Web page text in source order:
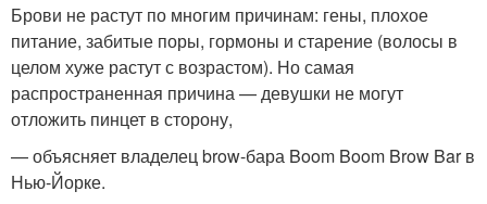
Брови не растут по многим причинам: гены, плохое
питание, забитые поры, гормоны и старение (волосы в
целом хуже растут с возрастом). Но самая
распространенная причина — девушки не могут
отложить пинцет в сторону,
— объясняет владелец brow-бара Boom Boom Brow Bar в
Нью-Йорке.